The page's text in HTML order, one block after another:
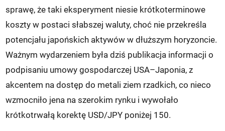
sprawę, że taki eksperyment niesie krótkoterminowe
koszty w postaci słabszej waluty, choć nie przekreśla
potencjału japońskich aktywów w dłuższym horyzoncie.
Ważnym wydarzeniem była dziś publikacja informacji o
podpisaniu umowy gospodarczej USA–Japonia, z
akcentem na dostęp do metali ziem rzadkich, co nieco
wzmocniło jena na szerokim rynku i wywołało
krótkotrwałą korektę USD/JPY poniżej 150.